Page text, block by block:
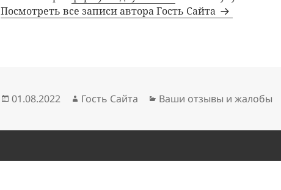
Посмотреть все записи автора Гость Сайта
Опубликовано
01.08.2022 Автор
Гость Сайта Рубрики
Ваши отзывы и жалобы